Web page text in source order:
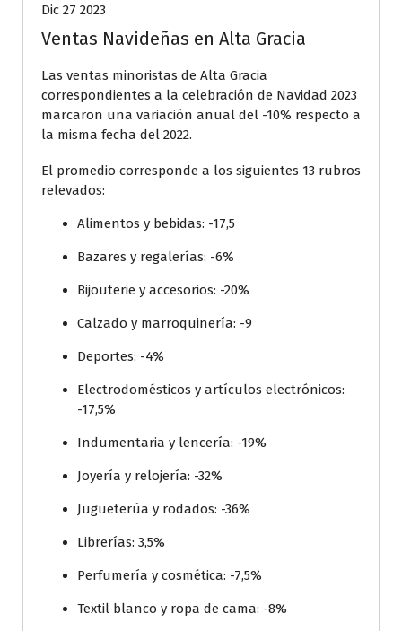
Dic 27 2023
Ventas Navideñas en Alta Gracia
Las ventas minoristas de Alta Gracia
correspondientes a la celebración de Navidad 2023
marcaron una variación anual del -10% respecto a
la misma fecha del 2022.
El promedio corresponde a los siguientes 13 rubros
relevados:
Alimentos y bebidas: -17,5
Bazares y regalerías: -6%
Bijouterie y accesorios: -20%
Calzado y marroquinería: -9
Deportes: -4%
Electrodomésticos y artículos electrónicos:
-17,5%
Indumentaria y lencería: -19%
Joyería y relojería: -32%
Jugueterúa y rodados: -36%
Librerías: 3,5%
Perfumería y cosmética: -7,5%
Textil blanco y ropa de cama: -8%